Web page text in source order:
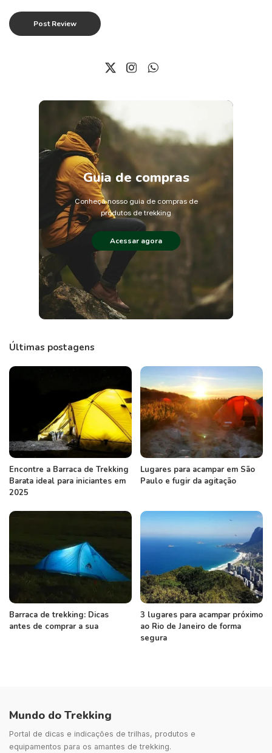
Guia de compras
Conheça nosso guia de compras de
produtos de trekking
Acessar agora
Últimas postagens
Encontre a Barraca de Trekking
Barata ideal para iniciantes em
2025
Lugares para acampar em São
Paulo e fugir da agitação
Barraca de trekking: Dicas
antes de comprar a sua
3 lugares para acampar próximo
ao Rio de Janeiro de forma
segura
Mundo do Trekking
Portal de dicas e indicações de trilhas, produtos e
equipamentos para os amantes de trekking.